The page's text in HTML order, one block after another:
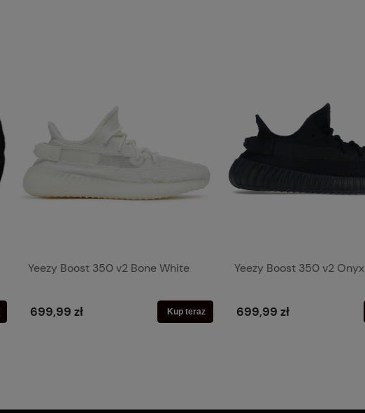
Yeezy Boost 350 v2 Bone White
699,99 zł Kup teraz
Yeezy Boost 350 v2 Onyx
699,99 zł